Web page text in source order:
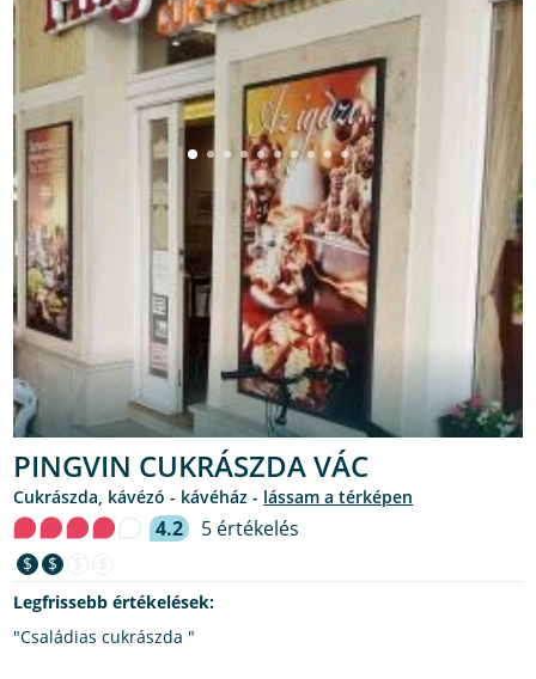
PINGVIN CUKRÁSZDA VÁC
cukrászda, kávézó - kávéház - lássam a térképen
4.2 5 értékelés
$ $
Legfrissebb értékelések:
"Családias cukrászda "